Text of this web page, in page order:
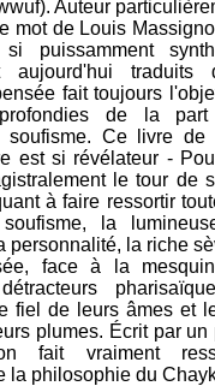
Auteur
mot de Louis
si puissamment
aujourd'hui traduits
fait toujours
de la
soufisme. Ce livre de
est si révélateur -
le tour de
à faire ressortir
la
personnalité, la riche
face à la
fiel de leurs âmes et
plumes. Écrit par
fait vraiment
la philosophie du